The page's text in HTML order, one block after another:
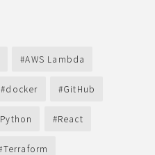
AWS Lambda
docker GitHub
Python React
Terraform